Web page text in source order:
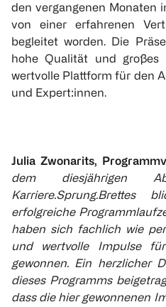
den vergangenen Monaten
von einer erfahrenen
begleitet worden. Die
hohe Qualität und großes
wertvolle Plattform für den
und Expert:innen.
Julia Zwonarits,
dem diesjährigen
erfolgreiche
haben sich fachlich wie
und wertvolle Impulse
gewonnen. Ein herzlicher
dieses Programms
dass die hier gewonnenen